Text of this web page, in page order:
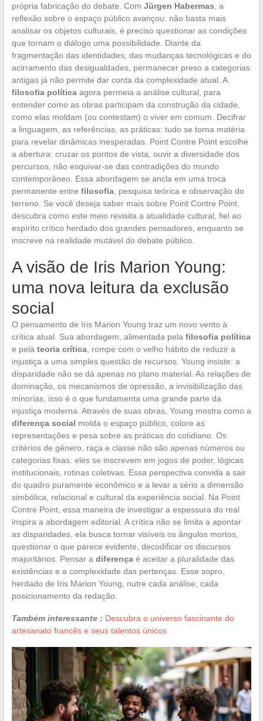
própria fabricação do debate. Com Jürgen Habermas , a
reflexão sobre o espaço público avançou: não basta mais
analisar os objetos culturais, é preciso questionar as condições
que tornam o diálogo uma possibilidade. Diante da
fragmentação das identidades, das mudanças tecnológicas e do
acirramento das desigualdades, permanecer preso a categorias
antigas já não permite dar conta da complexidade atual. A
filosofia políticaagora permeia a análise cultural, para
entender como as obras participam da construção da cidade,
como elas moldam (ou contestam) o viver em comum. Decifrar
a linguagem, as referências, as práticas: tudo se torna matéria
para revelar dinâmicas inesperadas. Point Contre Point escolhe
a abertura: cruzar os pontos de vista, ouvir a diversidade dos
percursos, não esquivar-se das contradições do mundo
contemporâneo. Essa abordagem se ancla em uma troca
permanente entre filosofia, pesquisa teórica e observação do
terreno. Se você deseja saber mais sobre Point Contre Point,
descubra como este meio revisita a atualidade cultural, fiel ao
espírito crítico herdado dos grandes pensadores, enquanto se
inscreve na realidade mutável do debate público.
A visão de Iris Marion Young:
uma nova leitura da exclusão
social
O pensamento de Iris Marion Young traz um novo vento à
crítica atual. Sua abordagem, alimentada pela filosofia política
e pela teoria crítica, rompe com o velho hábito de reduzir a
injustiça a uma simples questão de recursos. Young insiste: a
disparidade não se dá apenas no plano material. As relações de
dominação, os mecanismos de opressão, a invisibilização das
minorias, isso é o que fundamenta uma grande parte da
injustiça moderna. Através de suas obras, Young mostra como a
diferença social molda o espaço público, colore as
representações e pesa sobre as práticas do cotidiano. Os
critérios de gênero, raça e classe não são apenas números ou
categorias fixas: eles se inscrevem em jogos de poder, lógicas
institucionais, rotinas coletivas. Essa perspectiva convida a sair
do quadro puramente econômico e a levar a sério a dimensão
simbólica, relacional e cultural da experiência social. Na Point
Contre Point, essa maneira de investigar a espessura do real
inspira a abordagem editorial. A crítica não se limita a apontar
as disparidades, ela busca tornar visíveis os ângulos mortos,
questionar o que parece evidente, decodificar os discursos
majoritários. Pensar a diferençaé aceitar a pluralidade das
existências e a complexidade das pertenças. Esse sopro,
herdado de Iris Marion Young, nutre cada análise, cada
posicionamento da redação.
Também interessante : Descubra o universo fascinante do
artesanato francês e seus talentos únicos